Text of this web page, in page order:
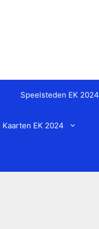
Speelsteden EK 2024
Kaarten EK 2024